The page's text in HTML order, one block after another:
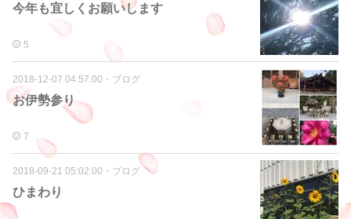
今年も宜しくお願いします
5
2018-12-07 04:57:00 ・ ブログ
お伊勢参り
7
2018-09-21 05:02:00 ・ ブログ
ひまわり